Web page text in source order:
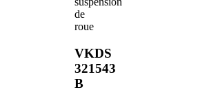
de
roue
VKDS
321543
B